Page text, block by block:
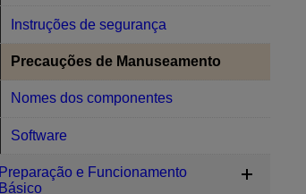
Instruções de segurança
Precauções de Manuseamento
Nomes dos componentes
Software
Preparação e Funcionamento
Básico